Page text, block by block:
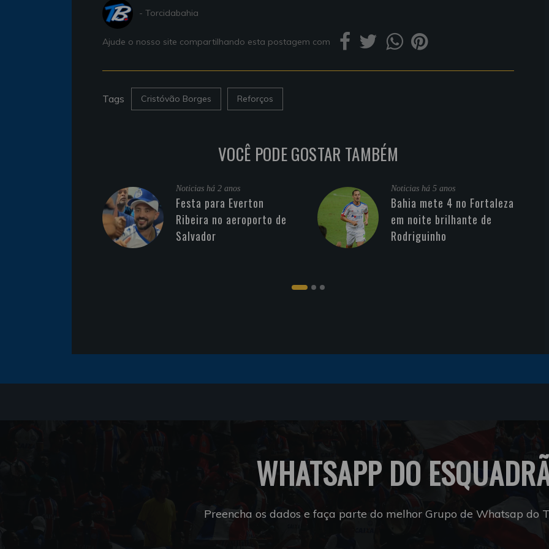
- Torcidabahia
Ajude o nosso site compartilhando esta postagem com
Tags Cristóvão Borges Reforços
VOCÊ PODE GOSTAR TAMBÉM
Noticias há 2 anos
Festa para Everton
Ribeira no aeroporto de
Salvador
Noticias há 5 anos
Bahia mete 4 no Fortaleza
em noite brilhante de
Rodriguinho
WHATSAPP DO
Preencha os dados e faça parte do melhor Grupo de Whatsap do